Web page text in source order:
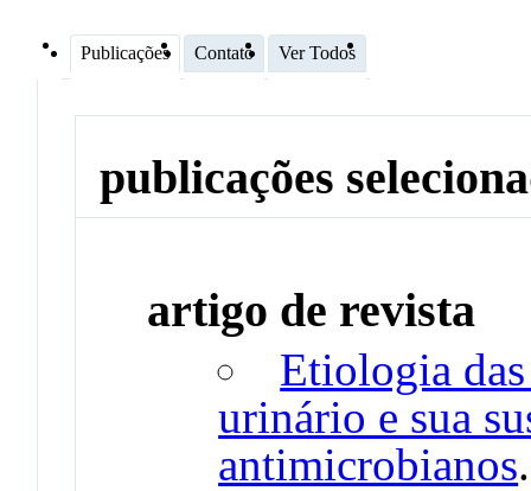
Publicações Contato Ver Todos
publicações
artigo de revista
Etiologia
urinário e sua
antimicrobianos